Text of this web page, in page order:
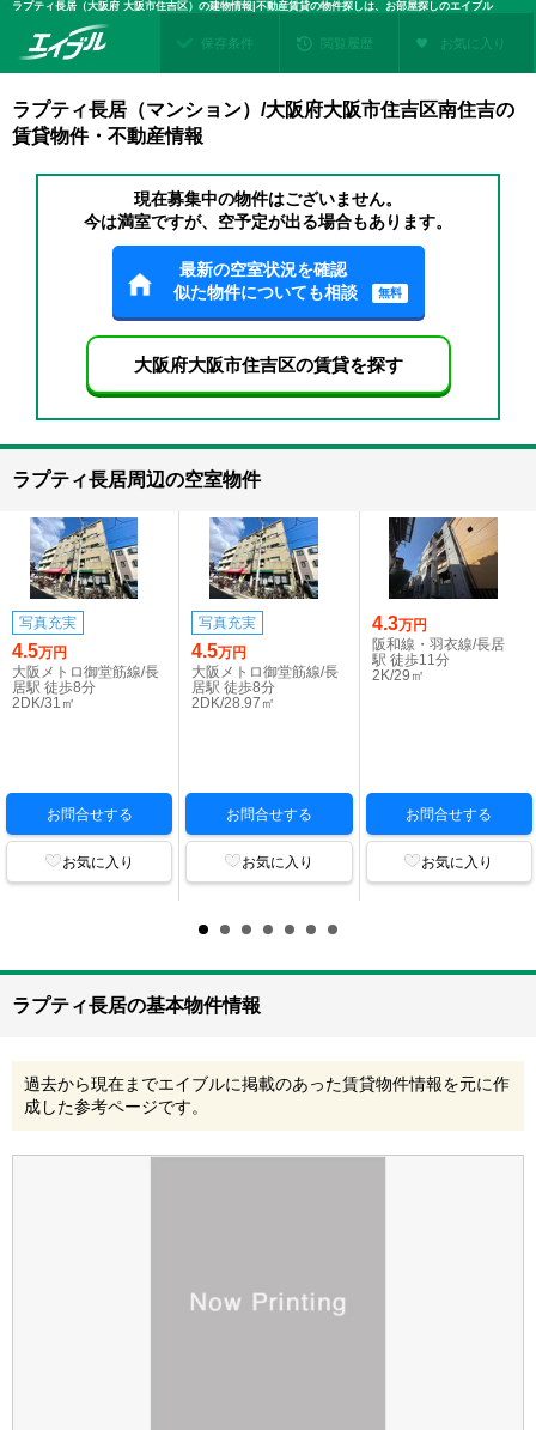
ラプティ長居（大阪府 大阪市住吉区）の建物情報|不動産賃貸の物件探しは、お部屋探しのエイブル
保存条件 閲覧履歴 お気に入り
ラプティ長居（マンション）/大阪府大阪市住吉区南住吉の
賃貸物件・不動産情報
現在募集中の物件はございません。
今は満室ですが、空予定が出る場合もあります。
最新の空室状況を確認
似た物件についても相談
無料
大阪府大阪市住吉区の賃貸を探す
ラプティ長居周辺の空室物件
写真充実
4.5万円
大阪メトロ御堂筋線/長
居駅 徒歩8分
2DK/31㎡
お問合せする
お気に入り
写真充実
4.5万円
大阪メトロ御堂筋線/長
居駅 徒歩8分
2DK/28.97㎡
お問合せする
お気に入り
4.3万円
阪和線・羽衣線/長居
駅 徒歩11分
2K/29㎡
お問合せする
お気に入り
ラプティ長居の基本物件情報
過去から現在までエイブルに掲載のあった賃貸物件情報を元に作
成した参考ページです。